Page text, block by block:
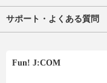
サポート・よくある質問
Fun! J:COM